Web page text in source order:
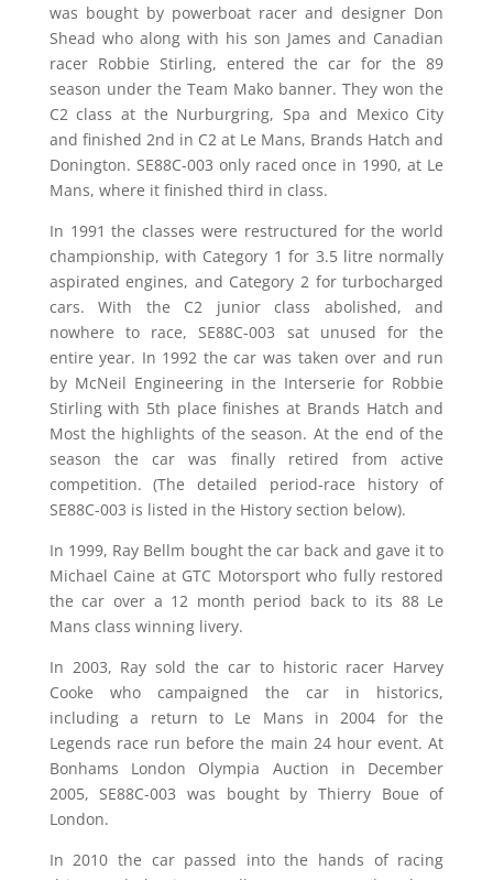
was bought by powerboat racer and designer Don
Shead who along with his son James and Canadian
racer Robbie Stirling, entered the car for the 89
season under the Team Mako banner. They won the
C2 class at the Nurburgring, Spa and Mexico City
and finished 2nd in C2 at Le Mans, Brands Hatch and
Donington. SE88C-003 only raced once in 1990, at Le
Mans, where it finished third in class.
In 1991 the classes were restructured for the world
championship, with Category 1 for 3.5 litre normally
aspirated engines, and Category 2 for turbocharged
cars. With the C2 junior class abolished, and
nowhere to race, SE88C-003 sat unused for the
entire year. In 1992 the car was taken over and run
by McNeil Engineering in the Interserie for Robbie
Stirling with 5th place finishes at Brands Hatch and
Most the highlights of the season. At the end of the
season the car was finally retired from active
competition. (The detailed period-race history of
SE88C-003 is listed in the History section below).
In 1999, Ray Bellm bought the car back and gave it to
Michael Caine at GTC Motorsport who fully restored
the car over a 12 month period back to its 88 Le
Mans class winning livery.
In 2003, Ray sold the car to historic racer Harvey
Cooke who campaigned the car in historics,
including a return to Le Mans in 2004 for the
Legends race run before the main 24 hour event. At
Bonhams London Olympia Auction in December
2005, SE88C-003 was bought by Thierry Boue of
London.
In 2010 the car passed into the hands of racing